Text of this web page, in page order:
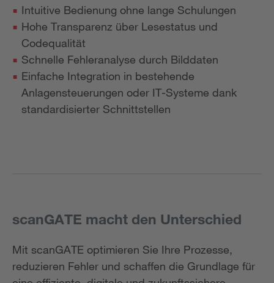
Intuitive Bedienung ohne lange Schulungen
Hohe Transparenz über Lesestatus und
Codequalität
Schnelle Fehleranalyse durch Bilddaten
Einfache Integration in bestehende
Anlagensteuerungen oder IT-Systeme dank
standardisierter Schnittstellen
scanGATE macht den Unterschied
Mit scanGATE optimieren Sie Ihre Prozesse,
reduzieren Fehler und schaffen die Grundlage für